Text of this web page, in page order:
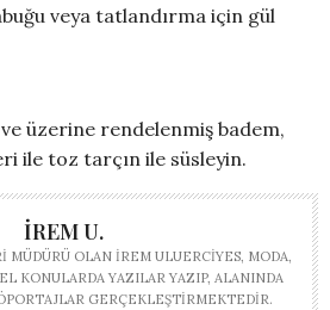
veya tatlandırma için gül
ve üzerine rendelenmiş badem,
ile toz tarçın ile süsleyin.
İREM U.
MÜDÜRÜ OLAN İREM ULUERCIYES, MODA,
KONULARDA YAZILAR YAZIP, ALANINDA
GERÇEKLEŞTIRMEKTEDIR.